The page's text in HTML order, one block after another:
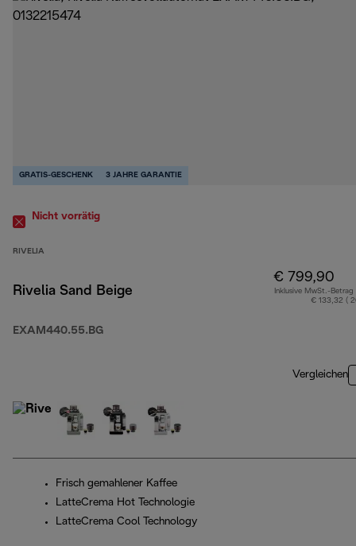
GRATIS-GESCHENK 3 JAHRE GARANTIE
Nicht vorrätig
RIVELIA
Rivelia Sand Beige
EXAM440.55.BG
€ 799,90
Inklusive MwSt.-Betrag
€ 133,32 (
Vergleichen
Frisch gemahlener Kaffee
LatteCrema Hot Technologie
LatteCrema Cool Technology